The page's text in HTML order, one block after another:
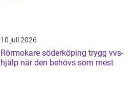
10 juli 2026
Rörmokare söderköping trygg vvs-
hjälp när den behövs som mest